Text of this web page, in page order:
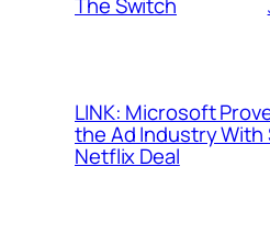
The Switch
LINK: Microsoft
the Ad Industry With
Netflix Deal